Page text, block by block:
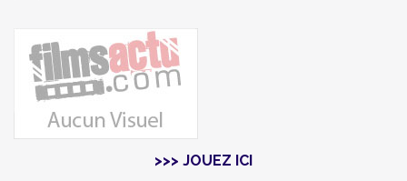
>>> JOUEZ ICI